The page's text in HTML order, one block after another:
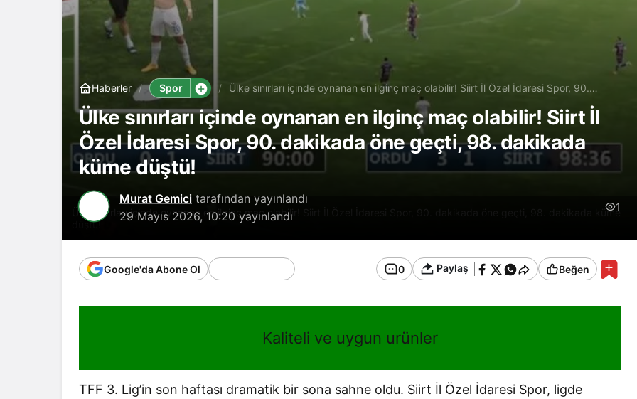
Ülke sınırları içinde oynanan en ilginç maç olabilir! Siirt İl Özel İdaresi Spor, 90. dakikada öne geçti, 98. dakikada küme
düştü!
Haberler Spor
Ülke sınırları içinde oynanan en ilginç maç olabilir! Siirt İl Özel İdaresi Spor, 90.
dakikada öne geçti, 98. dakikada küme düştü!
Ülke sınırları içinde oynanan en ilginç maç olabilir! Siirt İl
Özel İdaresi Spor, 90. dakikada öne geçti, 98. dakikada
küme düştü!
Murat Gemici tarafından yayınlandı
29 Mayıs 2026, 10:20 yayınlandı
1
Google'da Abone Ol 0 Paylaş Beğen
Kaliteli ve uygun urünler
TFF 3. Lig’in son haftası dramatik bir sona sahne oldu. Siirt İl Özel İdaresi Spor, ligde